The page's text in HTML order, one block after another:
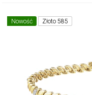
Nowość Złoto 585